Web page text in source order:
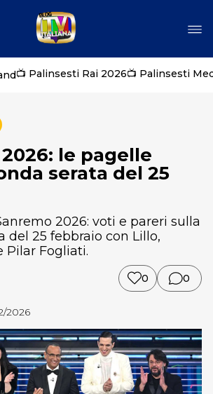
📺 Palinsesti Rai 2026📺 Palinsesti
le pagelle
serata del 25
2026: voti e pareri sulla
del 25 febbraio con Lillo,
Pilar Fogliati.
0 0
2026